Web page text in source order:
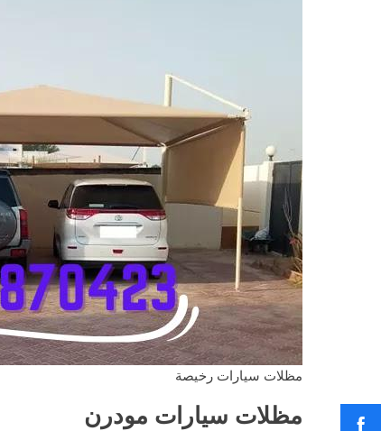
مظلات سيارات رخيصة
مظلات سيارات مودرن